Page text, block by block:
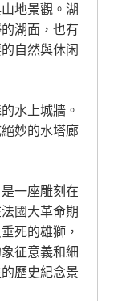
地景觀。湖
湖面，也有
自然與休闲
水上城牆。
妙的水塔廊
一座雕刻在
國大革命期
死的雄獅，
征意義和細
歷史紀念景